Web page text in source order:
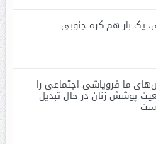
یک بار هم کره جنوبی
ما فروپاشی اجتماعی را
پوشش زنان در حال تبدیل